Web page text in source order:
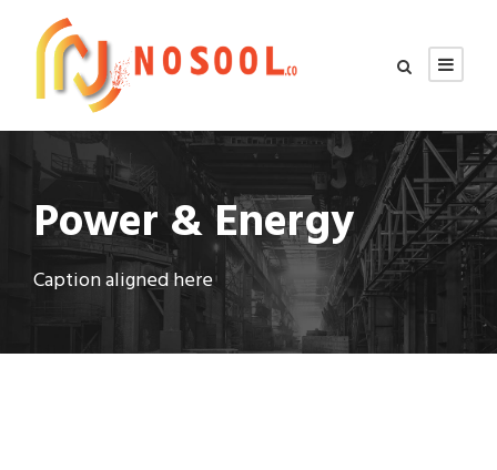
Power & Energy
Caption aligned here